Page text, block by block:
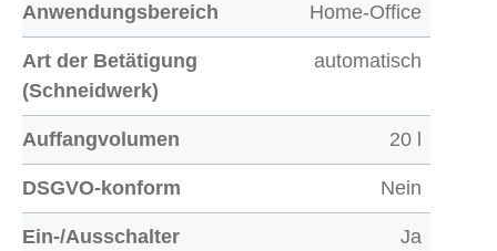
Anwendungsbereich Home-Office
Art der Betätigung
(Schneidwerk)
automatisch
Auffangvolumen 20 l
DSGVO-konform Nein
Ein-/Ausschalter
Ja